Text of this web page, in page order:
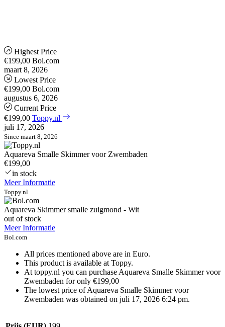
Highest Price
€199,00 Bol.com
maart 8, 2026
Lowest Price
€199,00 Bol.com
augustus 6, 2026
Current Price
€199,00 Toppy.nl
juli 17, 2026
Since maart 8, 2026
Aquareva Smalle Skimmer voor Zwembaden
€199,00
in stock
Meer Informatie
Toppy.nl
Aquareva Skimmer smalle zuigmond - Wit
out of stock
Meer Informatie
Bol.com
All prices mentioned above are in Euro.
This product is available at Toppy.
At toppy.nl you can purchase Aquareva Smalle Skimmer voor
Zwembaden for only €199,00
The lowest price of Aquareva Smalle Skimmer voor
Zwembaden was obtained on juli 17, 2026 6:24 pm.